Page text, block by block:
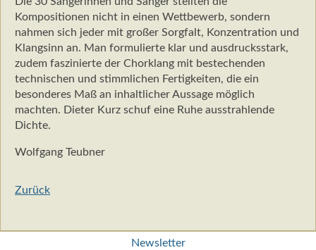
Kompositionen nicht in einen Wettbewerb, sondern
nahmen sich jeder mit großer Sorgfalt, Konzentration und
Klangsinn an. Man formulierte klar und ausdrucksstark,
zudem faszinierte der Chorklang mit bestechenden
technischen und stimmlichen Fertigkeiten, die ein
besonderes Maß an inhaltlicher Aussage möglich
machten. Dieter Kurz schuf eine Ruhe ausstrahlende
Dichte.
Wolfgang Teubner
Zurück
Newsletter